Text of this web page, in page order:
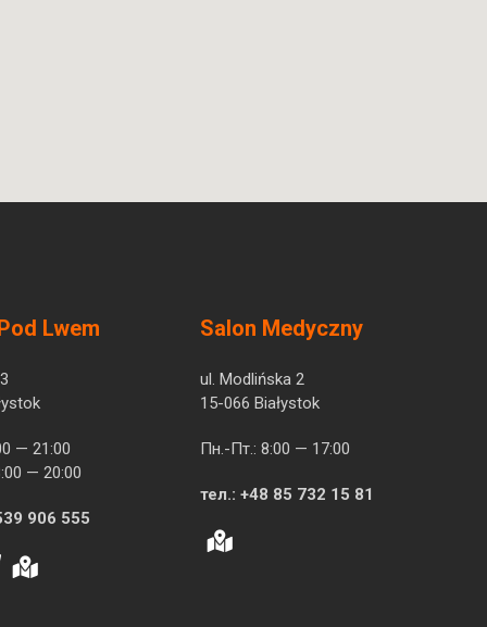
Lwem
— 21:00
— 20:00
906 555
Salon Medyczny
ul. Modlińska 2
15-066 Białystok
Пн.-Пт.: 8:00 — 17:00
тел.: +48 85 732 15 81